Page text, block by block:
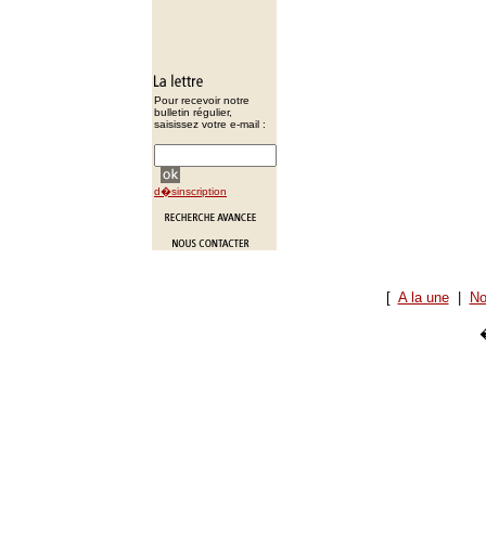
Pour recevoir notre
bulletin régulier,
saisissez votre e-mail :
d�sinscription
[ A la une|